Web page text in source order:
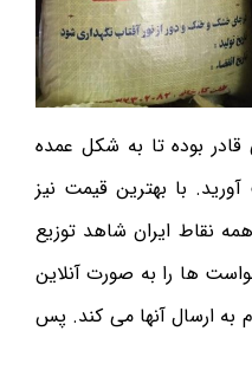
قادر بوده تا به شکل عمده
با بهترین قیمت نیز
نقاط ایران شاهد توزیع
ها را به صورت آنلاین
به ارسال آنها می کند. پس